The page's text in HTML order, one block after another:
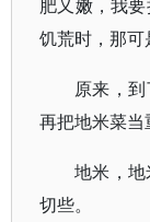
肥又嫩，我
饥荒时，那可
原来，
再把地米菜当
地米，
切些。